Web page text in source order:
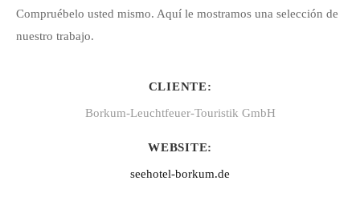
Compruébelo usted mismo. Aquí le mostramos una selección de
nuestro trabajo.
CLIENTE:
Borkum-Leuchtfeuer-Touristik GmbH
WEBSITE:
seehotel-borkum.de